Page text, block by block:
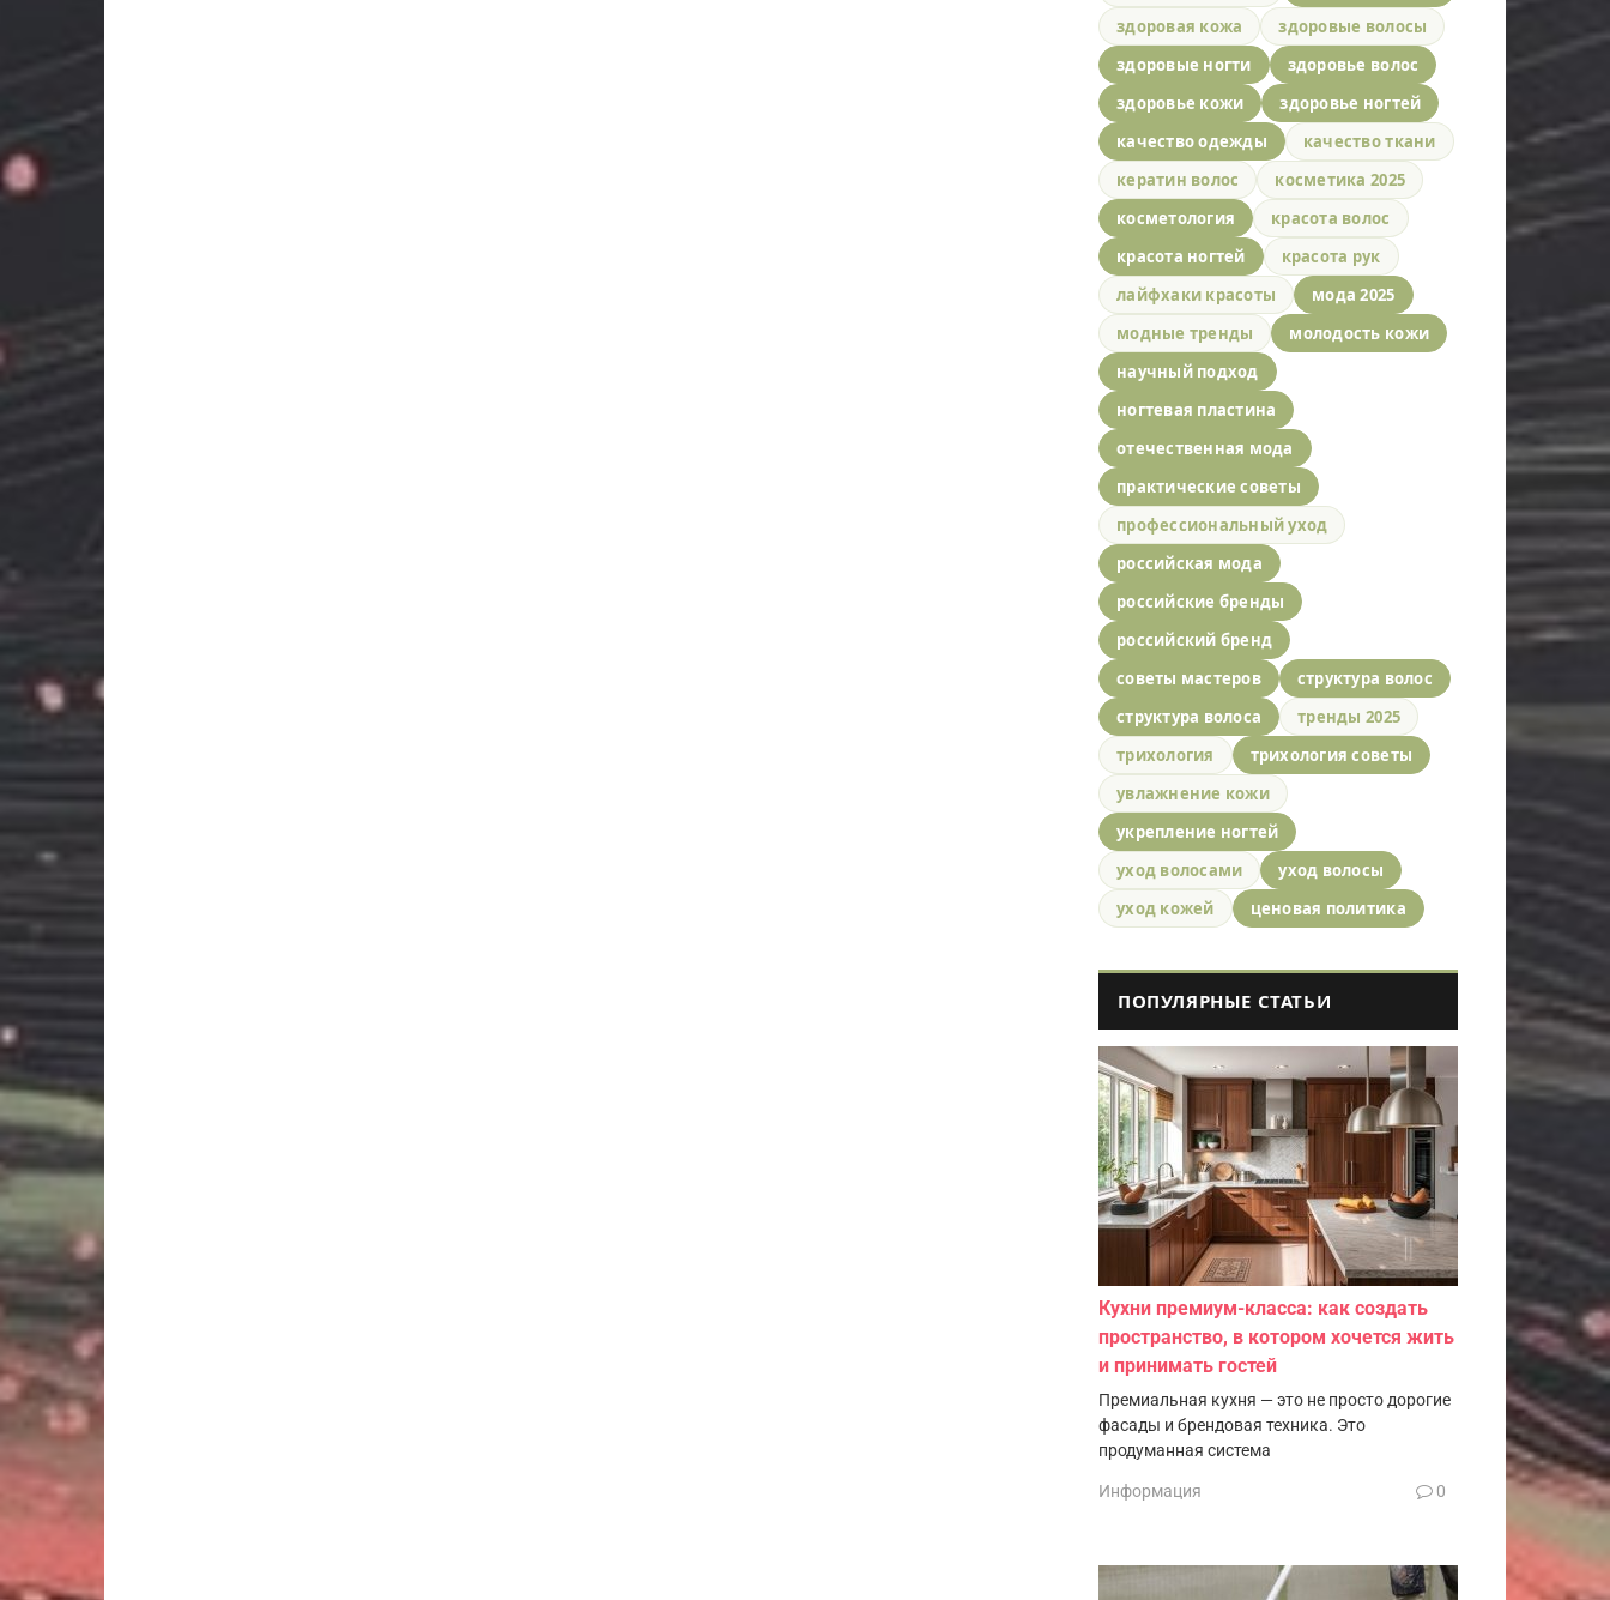
здоровая кожа
здоровые волосы
здоровые ногти
здоровье волос
здоровье кожи
здоровье ногтей
качество одежды
качество ткани
кератин волос
косметика 2025
косметология
красота волос
красота ногтей
красота рук
лайфхаки красоты
мода 2025
модные тренды
молодость кожи
научный подход
ногтевая пластина
отечественная мода
практические советы
профессиональный уход
российская мода
российские бренды
российский бренд
советы мастеров
структура волос
структура волоса
тренды 2025
трихология
трихология советы
увлажнение кожи
укрепление ногтей
уход волосами
уход волосы
уход кожей
ценовая политика
ПОПУЛЯРНЫЕ СТАТЬИ
Кухни премиум-класса: как создать
пространство, в котором хочется жить
и принимать гостей
Премиальная кухня — это не просто дорогие
фасады и брендовая техника. Это
продуманная система
Информация 0